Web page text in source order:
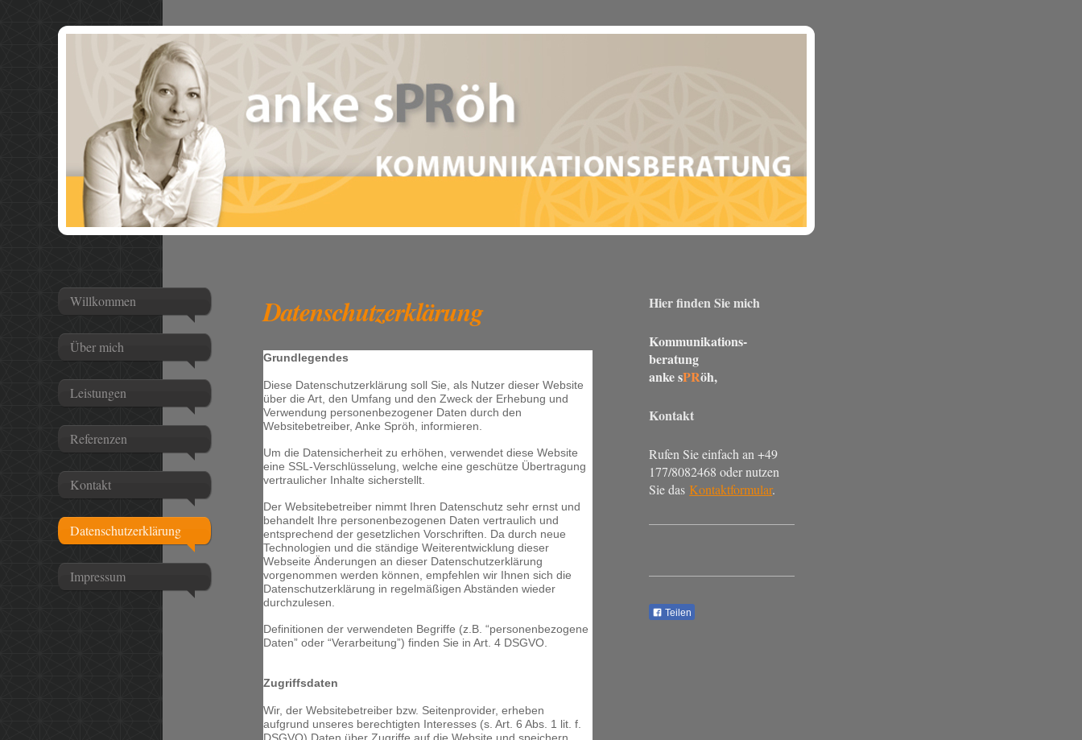
Willkommen
Über mich
Leistungen
Referenzen
Kontakt
Datenschutzerklärung
Impressum
Datenschutzerklärung
Grundlegendes
Diese Datenschutzerklärung soll Sie, als Nutzer dieser Website
über die Art, den Umfang und den Zweck der Erhebung und
Verwendung personenbezogener Daten durch den
Websitebetreiber, Anke Spröh, informieren.
Um die Datensicherheit zu erhöhen, verwendet diese Website
eine SSL-Verschlüsselung, welche eine geschütze Übertragung
vertraulicher Inhalte sicherstellt.
Der Websitebetreiber nimmt Ihren Datenschutz sehr ernst und
behandelt Ihre personenbezogenen Daten vertraulich und
entsprechend der gesetzlichen Vorschriften. Da durch neue
Technologien und die ständige Weiterentwicklung dieser
Webseite Änderungen an dieser Datenschutzerklärung
vorgenommen werden können, empfehlen wir Ihnen sich die
Datenschutzerklärung in regelmäßigen Abständen wieder
durchzulesen.
Definitionen der verwendeten Begriffe (z.B. “personenbezogene
Daten” oder “Verarbeitung”) finden Sie in Art. 4 DSGVO.
Zugriffsdaten
Wir, der Websitebetreiber bzw. Seitenprovider, erheben
aufgrund unseres berechtigten Interesses (s. Art. 6 Abs. 1 lit. f.
Hier finden Sie mich
Kommunikations-
beratung
anke sPRöh,
Kontakt
Rufen Sie einfach an +49
177/8082468 oder nutzen
Sie das Kontaktformular.
Teilen